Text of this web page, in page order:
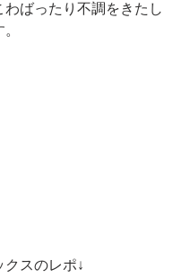
わばったり不調をきたし
スのレポ↓